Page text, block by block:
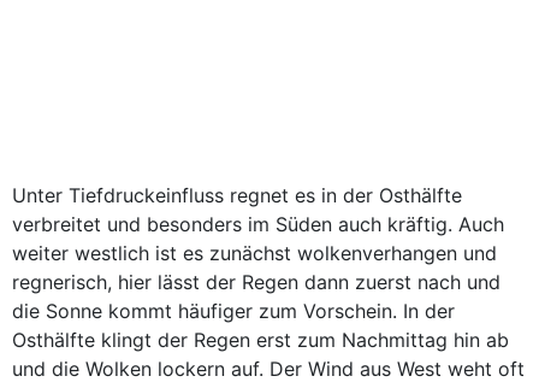
Unter Tiefdruckeinfluss regnet es in der Osthälfte
verbreitet und besonders im Süden auch kräftig. Auch
weiter westlich ist es zunächst wolkenverhangen und
regnerisch, hier lässt der Regen dann zuerst nach und
die Sonne kommt häufiger zum Vorschein. In der
Osthälfte klingt der Regen erst zum Nachmittag hin ab
und die Wolken lockern auf. Der Wind aus West weht oft